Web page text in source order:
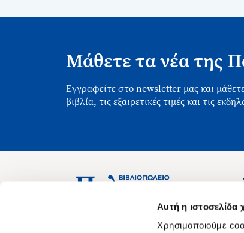
Αυτή η ιστοσελίδα
Χρησιμοποιούμε
Μάθετε τα νέα της
Εγγραφείτε στο newsletter μας και
βιβλία, τις εξαιρετικές τιμές και τις
Ασκληπιού 1-3, Αθήνα 106 79